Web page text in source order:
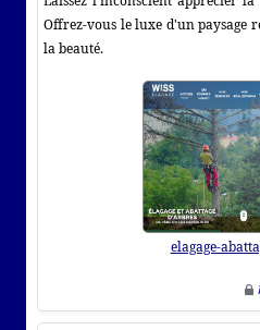
Offrez-vous le luxe d'un paysage
la beauté.
elagage-